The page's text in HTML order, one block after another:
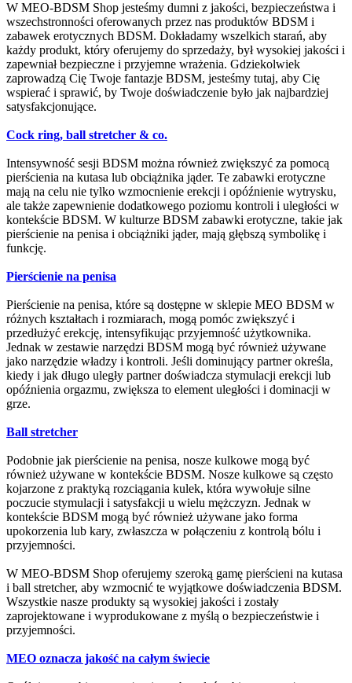
W MEO-BDSM Shop jesteśmy dumni z jakości, bezpieczeństwa i
wszechstronności oferowanych przez nas produktów BDSM i
zabawek erotycznych BDSM. Dokładamy wszelkich starań, aby
każdy produkt, który oferujemy do sprzedaży, był wysokiej jakości i
zapewniał bezpieczne i przyjemne wrażenia. Gdziekolwiek
zaprowadzą Cię Twoje fantazje BDSM, jesteśmy tutaj, aby Cię
wspierać i sprawić, by Twoje doświadczenie było jak najbardziej
satysfakcjonujące.
Cock ring, ball stretcher & co.
Intensywność sesji BDSM można również zwiększyć za pomocą
pierścienia na kutasa lub obciążnika jąder. Te zabawki erotyczne
mają na celu nie tylko wzmocnienie erekcji i opóźnienie wytrysku,
ale także zapewnienie dodatkowego poziomu kontroli i uległości w
kontekście BDSM. W kulturze BDSM zabawki erotyczne, takie jak
pierścienie na penisa i obciążniki jąder, mają głębszą symbolikę i
funkcję.
Pierścienie na penisa
Pierścienie na penisa, które są dostępne w sklepie MEO BDSM w
różnych kształtach i rozmiarach, mogą pomóc zwiększyć i
przedłużyć erekcję, intensyfikując przyjemność użytkownika.
Jednak w zestawie narzędzi BDSM mogą być również używane
jako narzędzie władzy i kontroli. Jeśli dominujący partner określa,
kiedy i jak długo uległy partner doświadcza stymulacji erekcji lub
opóźnienia orgazmu, zwiększa to element uległości i dominacji w
grze.
Ball stretcher
Podobnie jak pierścienie na penisa, nosze kulkowe mogą być
również używane w kontekście BDSM. Nosze kulkowe są często
kojarzone z praktyką rozciągania kulek, która wywołuje silne
poczucie stymulacji i satysfakcji u wielu mężczyzn. Jednak w
kontekście BDSM mogą być również używane jako forma
upokorzenia lub kary, zwłaszcza w połączeniu z kontrolą bólu i
przyjemności.
W MEO-BDSM Shop oferujemy szeroką gamę pierścieni na kutasa
i ball stretcher, aby wzmocnić te wyjątkowe doświadczenia BDSM.
Wszystkie nasze produkty są wysokiej jakości i zostały
zaprojektowane i wyprodukowane z myślą o bezpieczeństwie i
przyjemności.
MEO oznacza jakość na całym świecie